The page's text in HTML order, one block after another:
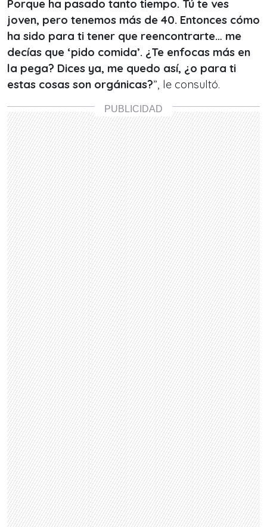
Porque ha pasado tanto tiempo. Tú te ves
joven, pero tenemos más de 40. Entonces cómo
ha sido para ti tener que reencontrarte… me
decías que ‘pido comida’. ¿Te enfocas más en
la pega? Dices ya, me quedo así, ¿o para ti
estas cosas son orgánicas?”, le consultó.